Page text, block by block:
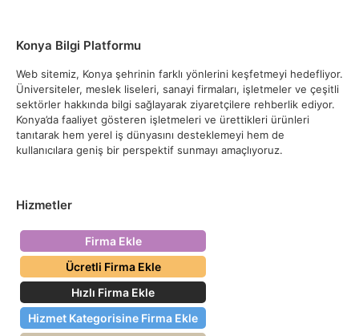
Konya Bilgi Platformu
Web sitemiz, Konya şehrinin farklı yönlerini keşfetmeyi hedefliyor.
Üniversiteler, meslek liseleri, sanayi firmaları, işletmeler ve çeşitli
sektörler hakkında bilgi sağlayarak ziyaretçilere rehberlik ediyor.
Konya’da faaliyet gösteren işletmeleri ve ürettikleri ürünleri
tanıtarak hem yerel iş dünyasını desteklemeyi hem de
kullanıcılara geniş bir perspektif sunmayı amaçlıyoruz.
Hizmetler
Firma Ekle
Ücretli Firma Ekle
Hızlı Firma Ekle
Hizmet Kategorisine Firma Ekle